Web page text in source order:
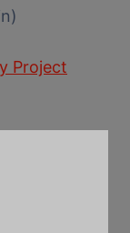
Project